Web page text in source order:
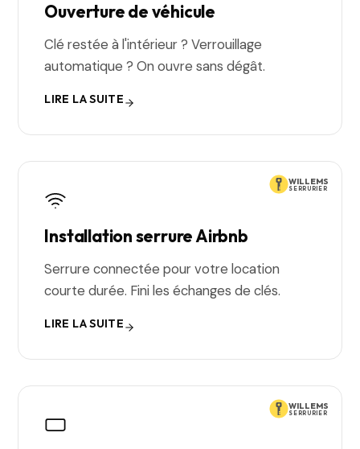
Ouverture de véhicule
Clé restée à l'intérieur ? Verrouillage
automatique ? On ouvre sans dégât.
LIRE LA SUITE
WILLEMS
SERRURIER
Installation serrure Airbnb
Serrure connectée pour votre location
courte durée. Fini les échanges de clés.
LIRE LA SUITE
WILLEMS
SERRURIER